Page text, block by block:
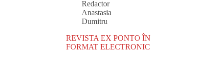
Redactor
Anastasia
Dumitru
REVISTA EX PONTO ÎN
FORMAT ELECTRONIC